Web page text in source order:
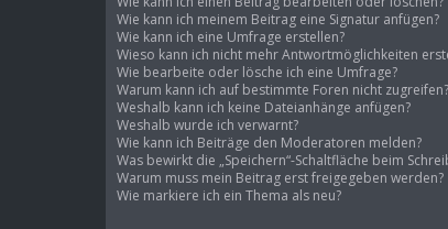
Wie kann ich meinem Beitrag eine Signatur anfügen?
Wie kann ich eine Umfrage erstellen?
Wieso kann ich nicht mehr Antwortmöglichkeiten
Wie bearbeite oder lösche ich eine Umfrage?
Warum kann ich auf bestimmte Foren nicht zugreifen?
Weshalb kann ich keine Dateianhänge anfügen?
Weshalb wurde ich verwarnt?
Wie kann ich Beiträge den Moderatoren melden?
Was bewirkt die „Speichern“-Schaltfläche beim
Warum muss mein Beitrag erst freigegeben werden?
Wie markiere ich ein Thema als neu?